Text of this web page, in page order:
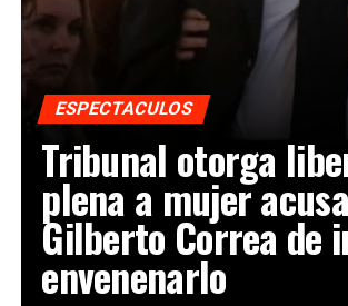
ESPECTACULOS
Tribunal otorga
plena a mujer
Gilberto Correa de
envenenarlo